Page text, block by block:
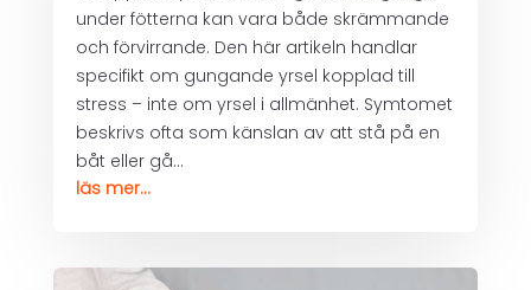
under fötterna kan vara både skrämmande
och förvirrande. Den här artikeln handlar
specifikt om gungande yrsel kopplad till
stress – inte om yrsel i allmänhet. Symtomet
beskrivs ofta som känslan av att stå på en
båt eller gå...
läs mer...